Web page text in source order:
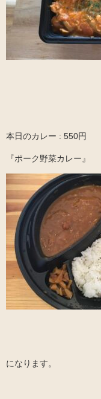
本日のカレー : 550円
『ポーク野菜カレー』
になります。